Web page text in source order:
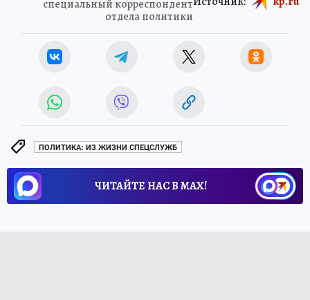
специальный корреспондент
отдела политики
ПОЛИТИКА: ИЗ ЖИЗНИ СПЕЦСЛУЖБ
ЧИТАЙТЕ НАС В МАХ!